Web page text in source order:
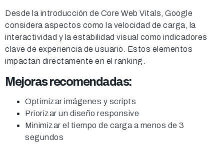
Desde la introducción de Core Web Vitals, Google
considera aspectos como la velocidad de carga, la
interactividad y la estabilidad visual como indicadores
clave de experiencia de usuario. Estos elementos
impactan directamente en el ranking.
Mejoras recomendadas:
Optimizar imágenes y scripts
Priorizar un diseño responsive
Minimizar el tiempo de carga a menos de 3
segundos